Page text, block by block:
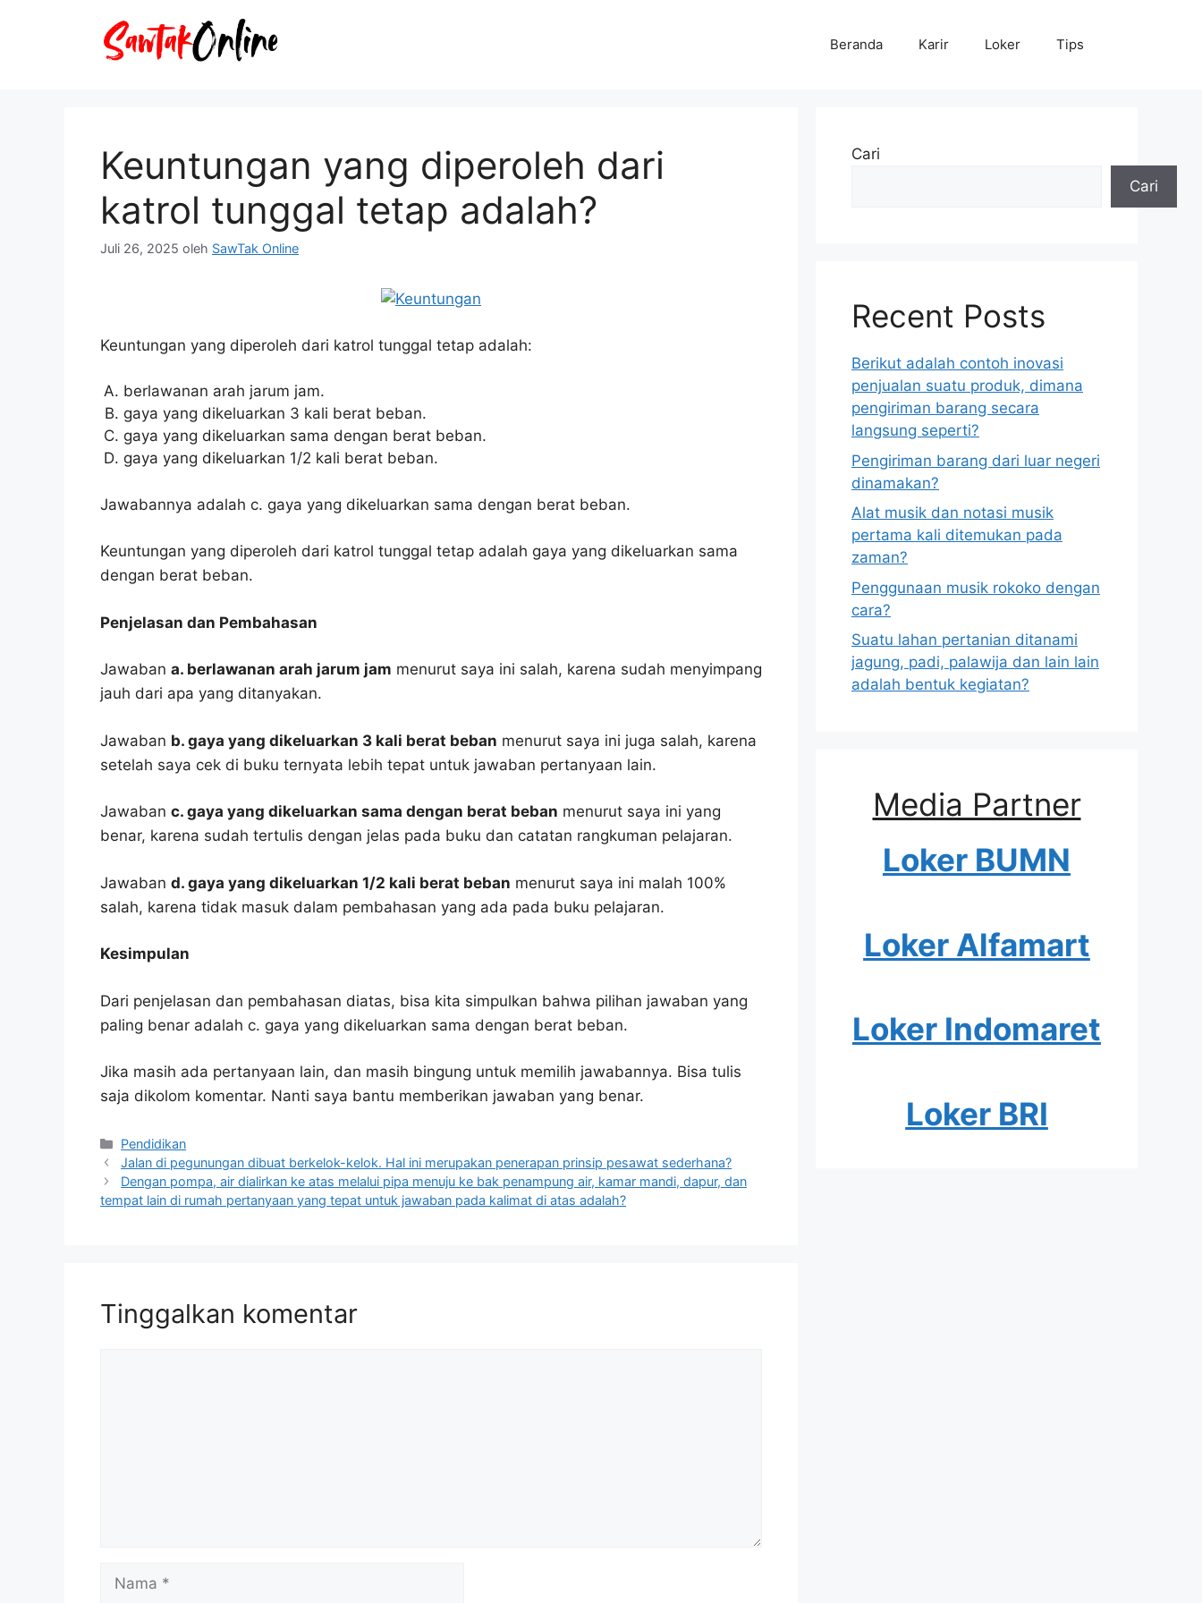
Beranda Karir Loker Tips
Keuntungan yang diperoleh dari
katrol tunggal tetap adalah?
Juli 26, 2025 oleh SawTak Online
Keuntungan yang diperoleh dari katrol tunggal tetap adalah:
berlawanan arah jarum jam.
gaya yang dikeluarkan 3 kali berat beban.
gaya yang dikeluarkan sama dengan berat beban.
gaya yang dikeluarkan 1/2 kali berat beban.
Jawabannya adalah c. gaya yang dikeluarkan sama dengan berat beban.
Keuntungan yang diperoleh dari katrol tunggal tetap adalah gaya yang dikeluarkan sama
dengan berat beban.
Penjelasan dan Pembahasan
Jawaban a. berlawanan arah jarum jam menurut saya ini salah, karena sudah menyimpang
jauh dari apa yang ditanyakan.
Jawaban b. gaya yang dikeluarkan 3 kali berat beban menurut saya ini juga salah, karena
setelah saya cek di buku ternyata lebih tepat untuk jawaban pertanyaan lain.
Jawaban c. gaya yang dikeluarkan sama dengan berat beban menurut saya ini yang
benar, karena sudah tertulis dengan jelas pada buku dan catatan rangkuman pelajaran.
Jawaban d. gaya yang dikeluarkan 1/2 kali berat beban menurut saya ini malah 100%
salah, karena tidak masuk dalam pembahasan yang ada pada buku pelajaran.
Kesimpulan
Dari penjelasan dan pembahasan diatas, bisa kita simpulkan bahwa pilihan jawaban yang
paling benar adalah c. gaya yang dikeluarkan sama dengan berat beban.
Jika masih ada pertanyaan lain, dan masih bingung untuk memilih jawabannya. Bisa tulis
saja dikolom komentar. Nanti saya bantu memberikan jawaban yang benar.
Kategori
Pendidikan
Jalan di pegunungan dibuat berkelok-kelok. Hal ini merupakan penerapan prinsip pesawat sederhana?
Dengan pompa, air dialirkan ke atas melalui pipa menuju ke bak penampung air, kamar mandi, dapur, dan
tempat lain di rumah pertanyaan yang tepat untuk jawaban pada kalimat di atas adalah?
Tinggalkan komentar
Nama
Cari
Cari
Recent Posts
Berikut adalah contoh inovasi
penjualan suatu produk, dimana
pengiriman barang secara
langsung seperti?
Pengiriman barang dari luar negeri
dinamakan?
Alat musik dan notasi musik
pertama kali ditemukan pada
zaman?
Penggunaan musik rokoko dengan
cara?
Suatu lahan pertanian ditanami
jagung, padi, palawija dan lain lain
adalah bentuk kegiatan?
Media Partner
Loker BUMN
Loker Alfamart
Loker Indomaret
Loker BRI